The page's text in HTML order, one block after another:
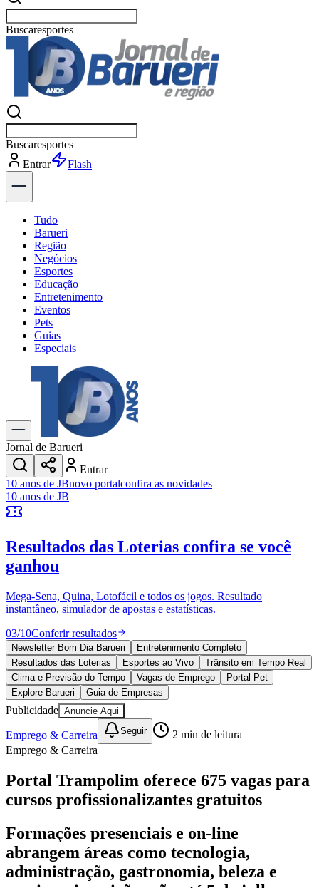
Buscarn
Buscarn
Entrar
Explorar
Tudo
Barueri
Região
Negócios
Esportes
Educação
Entretenimento
Eventos
Pets
Guias
Especiais
Explore Tudo
Últimas Notícias
Previsão do Tempo
Trânsito e Rotas
Dia a Dia & Lazer
Transportes
Gastronomia
Cinema & Shows
JogosNovo
Anuncie no Portal
Cadastrar Empresa
Divulgar Vagas
Política
Esportes
Saúde
Segurança
Cultura
Meio Ambiente
Obras
Educação
Bairros de Barueri
AldeiaAldeia da SerraAldeia de BarueriAlphavilleBairro
Vista
Califórnia Centro Chácaras Marco
RegiãoCotiaCruz PretaEngenho NovoFazenda
MilitarItapeviJandiraJardim AudirJardim BelvalJardim
Califórnia
Jardim dos Altos Jardim dos Camargos Jardim
EsperançaJardim GrazielaJardim IracemaJardim ItaquitiJardim
Jornal de Barueri
Entrar
10 anos de JBnovo portalconfira as novidades
10 anos de JB
Resultados das Loterias confira se você
ganhou
Mega-Sena, Quina, Lotofácil e todos os jogos. Resultado
instantâneo, simulador de apostas e estatísticas.
03/10Conferir resultados
Newsletter Bom Dia Barueri
Entretenimento Completo
Resultados das Loterias
Esportes ao Vivo
Trânsito em Tempo Real
Clima e Previsão do Tempo
Vagas de Emprego
Portal Pet
Explore Barueri
Guia de Empresas
Publicidade Anuncie Aqui
Emprego & Carreira Seguir 2 min de leitura
Emprego & Carreira
Portal Trampolim oferece 675 vagas para
cursos profissionalizantes gratuitos
Formações presenciais e on-line
abrangem áreas como tecnologia,
administração, gastronomia, beleza e